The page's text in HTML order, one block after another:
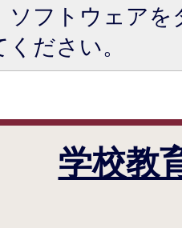
ソフトウェア
ださい。
学校教